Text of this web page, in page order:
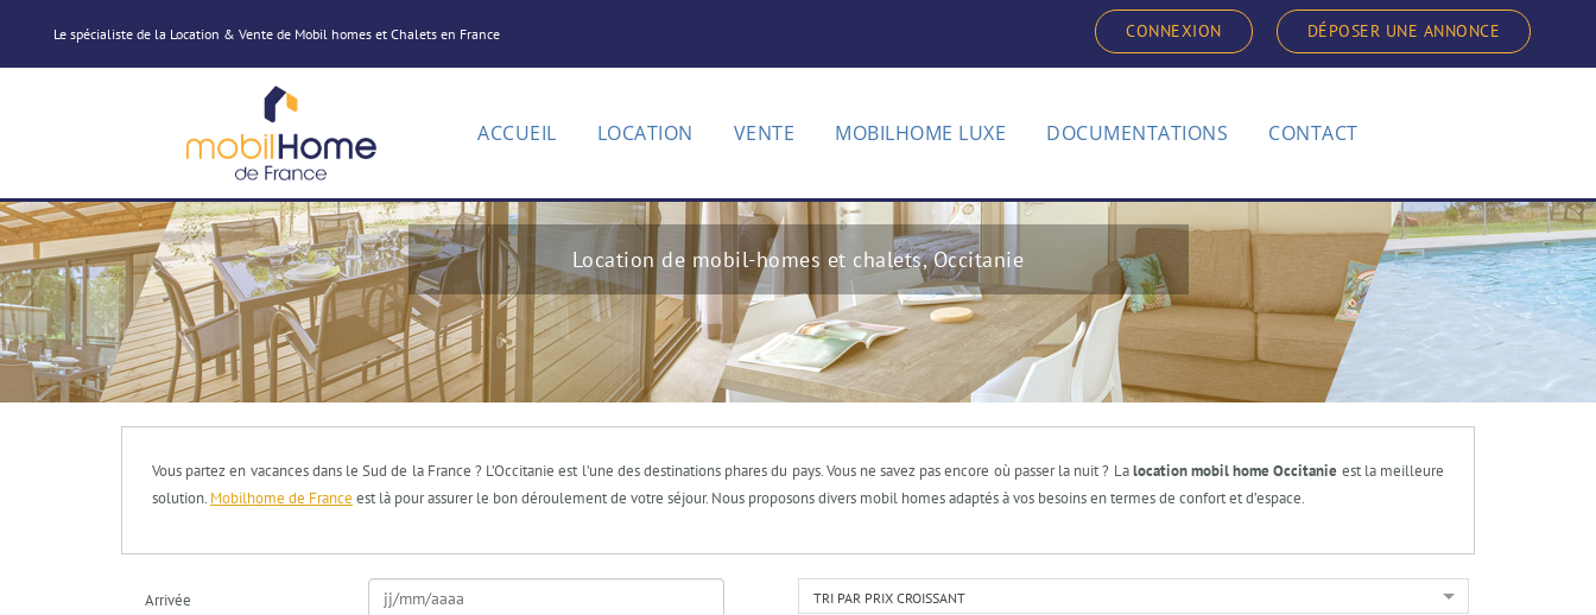
Le spécialiste de la Location & Vente de Mobil homes et Chalets en France DÉPOSER UNE ANNONCE
CONNEXION
ACCUEIL LOCATION VENTE MOBILHOME LUXE DOCUMENTATIONS CONTACT
Location de mobil-homes et chalets, Occitanie
Vous partez en vacances dans le Sud de la France ? L’Occitanie est l’une des destinations phares du pays. Vous ne savez pas encore où passer la nuit ? Lalocation mobil home Occitanie est la meilleure
solution. Mobilhome de France est là pour assurer le bon déroulement de votre séjour. Nous proposons divers mobil homes adaptés à vos besoins en termes de confort et d’espace.
Arrivée TRI PAR PRIX CROISSANT